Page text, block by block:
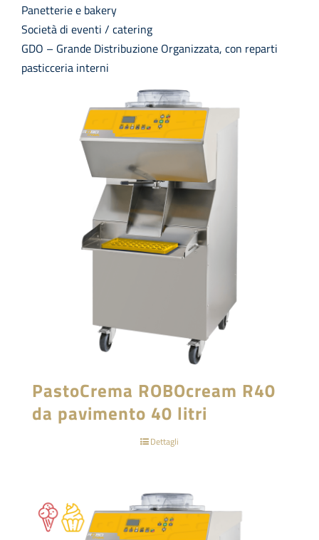
Panetterie e bakery
Società di eventi / catering
GDO – Grande Distribuzione Organizzata, con reparti
pasticceria interni
PastoCrema ROBOcream R40
da pavimento 40 litri
Dettagli